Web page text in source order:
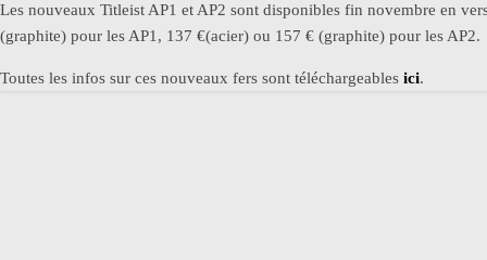
Les nouveaux Titleist AP1 et AP2 sont disponibles fin novembre en
(graphite) pour les AP1, 137 €(acier) ou 157 € (graphite) pour les AP2.
Toutes les infos sur ces nouveaux fers sont téléchargeables ici.